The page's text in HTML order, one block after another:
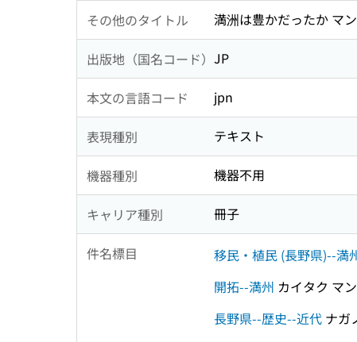
その他のタイトル 満洲は豊かだったか マ
出版地（国名コード） JP
本文の言語コード jpn
表現種別 テキスト
機器種別 機器不用
キャリア種別 冊子
件名標目 移民・植民 (長野県)--満
開拓--満州 カイタク マ
長野県--歴史--近代 ナガ